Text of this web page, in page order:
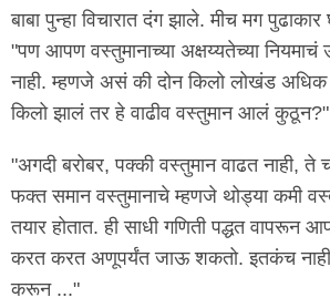
बाबा पुन्हा विचारात दंग झाले. मीच मग
"पण आपण वस्तुमानाच्या अक्षय्यतेच्या
नाही. म्हणजे असं की दोन किलो लोखंड अधिक
किलो झालं तर हे वाढीव वस्तुमान आलं कुठून?"
"अगदी बरोबर, पक्की वस्तुमान वाढत नाही, ते
फक्त समान वस्तुमानाचे म्हणजे थोड्या कमी
तयार होतात. ही साधी गणिती पद्धत वापरून
करत करत अणूपर्यंत जाऊ शकतो. इतकंच
करून ..."